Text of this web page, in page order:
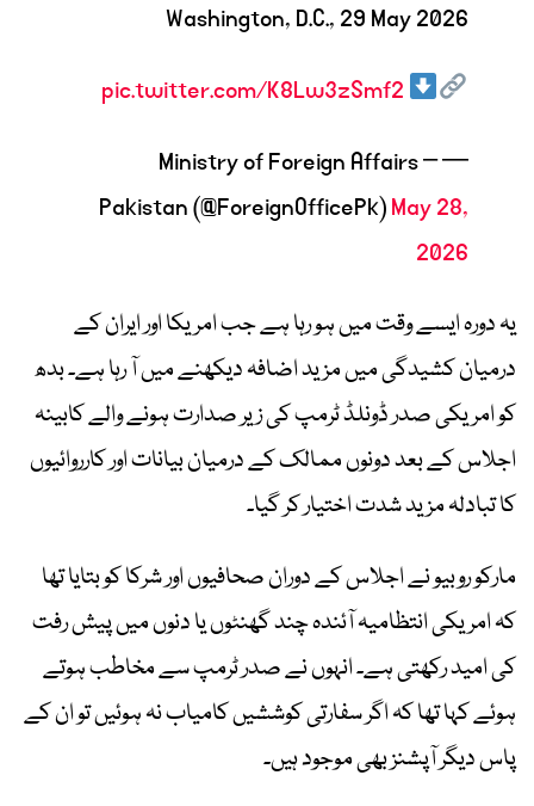
Washington, D.C., 29 May 2026
pic.twitter.com/K8Lw3zSmf2
— Ministry of Foreign Affairs –
Pakistan (@ForeignOfficePk)May 28,
2026
یہ دورہ ایسے وقت میں ہو رہا ہے جب امریکا اور ایران کے
درمیان کشیدگی میں مزید اضافہ دیکھنے میں آ رہا ہے۔ بدھ
کو امریکی صدر ڈونلڈ ٹرمپ کی زیر صدارت ہونے والے کابینہ
اجلاس کے بعد دونوں ممالک کے درمیان بیانات اور کارروائیوں
کا تبادلہ مزید شدت اختیار کر گیا۔
مارکو روبیو نے اجلاس کے دوران صحافیوں اور شرکا کو بتایا تھا
کہ امریکی انتظامیہ آئندہ چند گھنٹوں یا دنوں میں پیش رفت
کی امید رکھتی ہے۔ انہوں نے صدر ٹرمپ سے مخاطب ہوتے
ہوئے کہا تھا کہ اگر سفارتی کوششیں کامیاب نہ ہوئیں تو ان کے
پاس دیگر آپشنز بھی موجود ہیں۔